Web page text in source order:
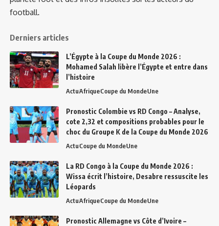
football.
Derniers articles
L’Égypte à la Coupe du Monde 2026 :
Mohamed Salah libère l’Égypte et entre dans
l’histoire
ActuAfriqueCoupe du MondeUne
Pronostic Colombie vs RD Congo – Analyse,
cote 2,32 et compositions probables pour le
choc du Groupe K de la Coupe du Monde 2026
ActuCoupe du MondeUne
La RD Congo à la Coupe du Monde 2026 :
Wissa écrit l’histoire, Desabre ressuscite les
Léopards
ActuAfriqueCoupe du MondeUne
Pronostic Allemagne vs Côte d’Ivoire –